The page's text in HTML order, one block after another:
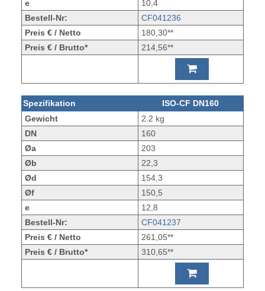
e
10,4
Bestell-Nr:
CF041236
Preis € / Netto
180,30**
Preis € / Brutto*
214,56**
Spezifikation
ISO-CF DN160
Gewicht
2.2 kg
DN
160
Øa
203
Øb
22,3
Ød
154,3
Øf
150,5
e
12,8
Bestell-Nr:
CF041237
Preis € / Netto
261,05**
Preis € / Brutto*
310,65**